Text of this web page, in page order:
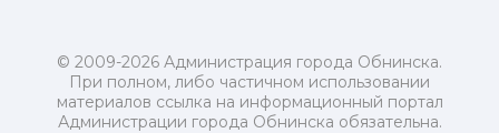
© 2009-2026 Администрация города Обнинска.
При полном, либо частичном использовании
материалов ссылка на информационный портал
Администрации города Обнинска обязательна.